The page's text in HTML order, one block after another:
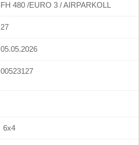
FH 480 /EURO 3 / AIRPARKOLL
27
05.05.2026
00523127
6x4